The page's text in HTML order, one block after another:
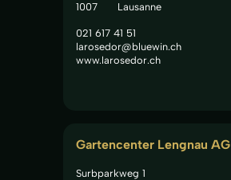
1007
Lausanne
021 617 41 51
larosedor@bluewin.ch
www.larosedor.ch
Gartencenter Lengnau AG
Surbparkweg 1